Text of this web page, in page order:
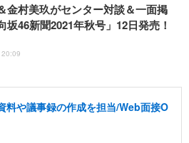
金村美玖がセンター対談＆一面掲
坂46新聞2021年秋号」12日発売！
料や議事録の作成を担当/Web面接O